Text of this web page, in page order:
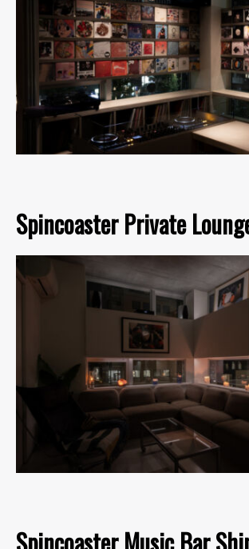
Spincoaster Private